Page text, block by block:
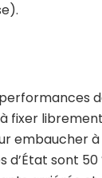
fixer
embaucher
sont 50